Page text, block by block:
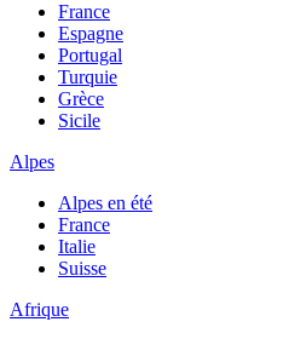
France
Espagne
Portugal
Turquie
Grèce
Sicile
Alpes
Alpes en été
France
Italie
Suisse
Afrique